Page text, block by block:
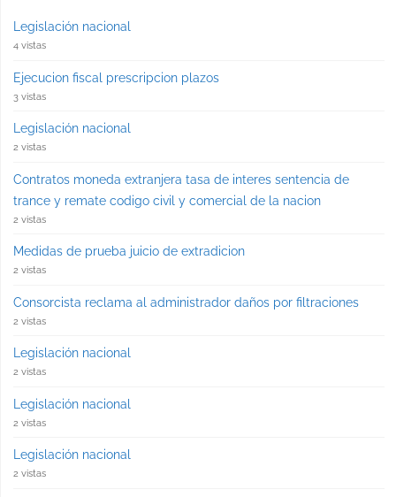
Legislación nacional
4 vistas
Ejecucion fiscal prescripcion plazos
3 vistas
Legislación nacional
2 vistas
Contratos moneda extranjera tasa de interes sentencia de
trance y remate codigo civil y comercial de la nacion
2 vistas
Medidas de prueba juicio de extradicion
2 vistas
Consorcista reclama al administrador daños por filtraciones
2 vistas
Legislación nacional
2 vistas
Legislación nacional
2 vistas
Legislación nacional
2 vistas